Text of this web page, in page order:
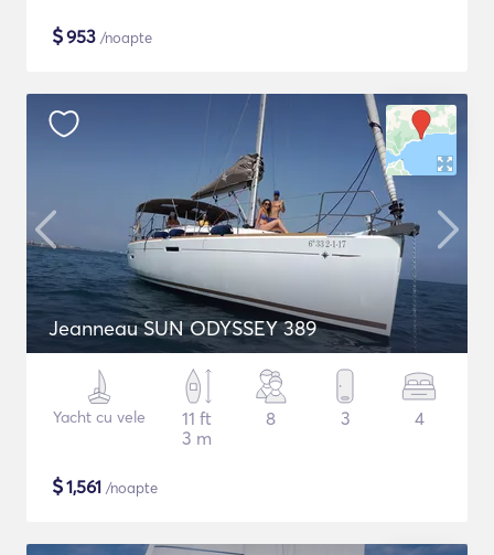
$953 /noapte
Jeanneau SUN ODYSSEY 389
Yacht cu vele
11 ft
3 m
8 3 4
$1,561 /noapte